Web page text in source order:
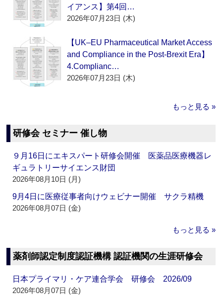
イアンス】第4回…
2026年07月23日 (木)
【UK–EU Pharmaceutical Market Access
and Compliance in the Post-Brexit Era】
4.Complianc…
2026年07月23日 (木)
もっと見る »
研修会 セミナー 催し物
９月16日にエキスパート研修会開催 医薬品医療機器レ
ギュラトリーサイエンス財団
2026年08月10日 (月)
9月4日に医療従事者向けウェビナー開催 サクラ精機
2026年08月07日 (金)
もっと見る »
薬剤師認定制度認証機構 認証機関の生涯研修会
日本プライマリ・ケア連合学会 研修会 2026/09
2026年08月07日 (金)